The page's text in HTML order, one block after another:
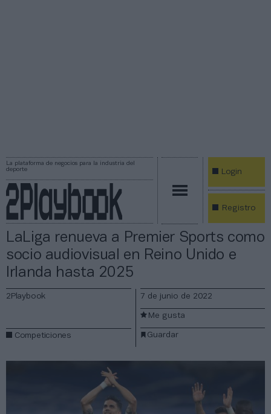
La plataforma de negocios para la industria del
deporte
Login
Registro
LaLiga renueva a Premier Sports como
socio audiovisual en Reino Unido e
Irlanda hasta 2025
2Playbook
Competiciones
7 de junio de 2022
Guardar
Me gusta